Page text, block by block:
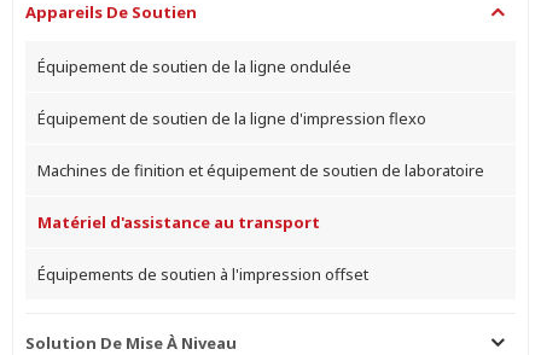
Appareils De Soutien
Équipement de soutien de la ligne ondulée
Équipement de soutien de la ligne d'impression flexo
Machines de finition et équipement de soutien de laboratoire
Matériel d'assistance au transport
Équipements de soutien à l'impression offset
Solution De Mise À Niveau